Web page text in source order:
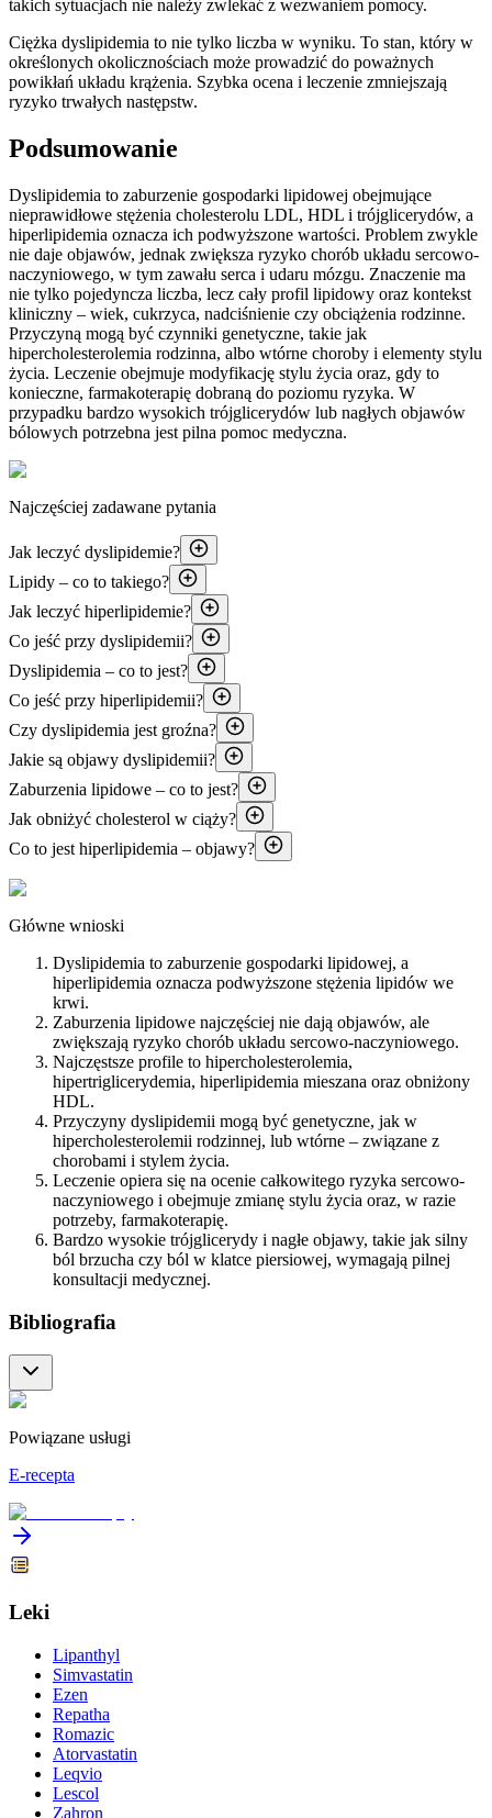
takich sytuacjach nie należy zwlekać z wezwaniem pomocy.
Ciężka dyslipidemia to nie tylko liczba w wyniku. To stan, który w
określonych okolicznościach może prowadzić do poważnych
powikłań układu krążenia. Szybka ocena i leczenie zmniejszają
ryzyko trwałych następstw.
Podsumowanie
Dyslipidemia to zaburzenie gospodarki lipidowej obejmujące
nieprawidłowe stężenia cholesterolu LDL, HDL i trójglicerydów, a
hiperlipidemia oznacza ich podwyższone wartości. Problem zwykle
nie daje objawów, jednak zwiększa ryzyko chorób układu sercowo-
naczyniowego, w tym zawału serca i udaru mózgu. Znaczenie ma
nie tylko pojedyncza liczba, lecz cały profil lipidowy oraz kontekst
kliniczny – wiek, cukrzyca, nadciśnienie czy obciążenia rodzinne.
Przyczyną mogą być czynniki genetyczne, takie jak
hipercholesterolemia rodzinna, albo wtórne choroby i elementy stylu
życia. Leczenie obejmuje modyfikację stylu życia oraz, gdy to
konieczne, farmakoterapię dobraną do poziomu ryzyka. W
przypadku bardzo wysokich trójglicerydów lub nagłych objawów
bólowych potrzebna jest pilna pomoc medyczna.
Najczęściej zadawane pytania
Jak leczyć dyslipidemie?
Lipidy – co to takiego?
Jak leczyć hiperlipidemie?
Co jeść przy dyslipidemii?
Dyslipidemia – co to jest?
Co jeść przy hiperlipidemii?
Czy dyslipidemia jest groźna?
Jakie są objawy dyslipidemii?
Zaburzenia lipidowe – co to jest?
Jak obniżyć cholesterol w ciąży?
Co to jest hiperlipidemia – objawy?
Główne wnioski
Dyslipidemia to zaburzenie gospodarki lipidowej, a
hiperlipidemia oznacza podwyższone stężenia lipidów we
krwi.
Zaburzenia lipidowe najczęściej nie dają objawów, ale
zwiększają ryzyko chorób układu sercowo-naczyniowego.
Najczęstsze profile to hipercholesterolemia,
hipertriglicerydemia, hiperlipidemia mieszana oraz obniżony
HDL.
Przyczyny dyslipidemii mogą być genetyczne, jak w
hipercholesterolemii rodzinnej, lub wtórne – związane z
chorobami i stylem życia.
Leczenie opiera się na ocenie całkowitego ryzyka sercowo-
naczyniowego i obejmuje zmianę stylu życia oraz, w razie
potrzeby, farmakoterapię.
Bardzo wysokie trójglicerydy i nagłe objawy, takie jak silny
ból brzucha czy ból w klatce piersiowej, wymagają pilnej
konsultacji medycznej.
Bibliografia
Powiązane usługi
E-recepta
Leki
Lipanthyl
Simvastatin
Ezen
Repatha
Romazic
Atorvastatin
Leqvio
Lescol
Zahron